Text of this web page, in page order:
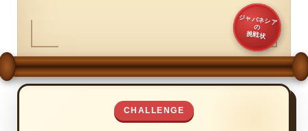
ジャパネシア
の
挑戦状
CHALLENGE